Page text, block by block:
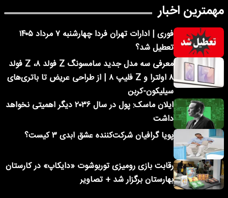
مهمترین اخبار
فوری | ادارات تهران فردا چهارشنبه ۷ مرداد ۱۴۰۵
تعطیل شد؟
معرفی سه مدل جدید سامسونگ Z فولد ۸، Z فولد
۸ اولترا و Z فلیپ ۸ | از طراحی عریض تا باتری‌های
سیلیکون-کربن
ایلان ماسک: پول در سال ۲۰۳۶ دیگر اهمیتی نخواهد
داشت
پویا گرافیان شرکت‌کننده عشق ابدی ۳ کیست؟
رقابت بازی رومیزی توربوشوت «دایکاپ» در کارستان
بهارستان برگزار شد + تصاویر